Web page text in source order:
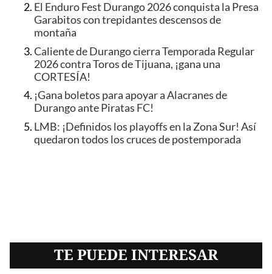
El Enduro Fest Durango 2026 conquista la Presa
Garabitos con trepidantes descensos de
montaña
Caliente de Durango cierra Temporada Regular
2026 contra Toros de Tijuana, ¡gana una
CORTESÍA!
¡Gana boletos para apoyar a Alacranes de
Durango ante Piratas FC!
LMB: ¡Definidos los playoffs en la Zona Sur! Así
quedaron todos los cruces de postemporada
TE PUEDE INTERESAR